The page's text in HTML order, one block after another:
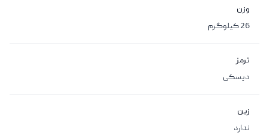
وزن
26 کیلوگرم
ترمز
دیسکی
زین
ندارد